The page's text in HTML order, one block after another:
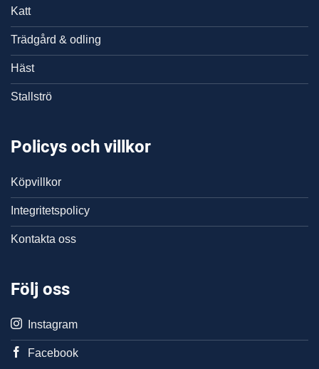
Katt
Trädgård & odling
Häst
Stallströ
Policys och villkor
Köpvillkor
Integritetspolicy
Kontakta oss
Följ oss
Instagram
Facebook